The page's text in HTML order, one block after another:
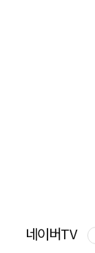
네이버TV